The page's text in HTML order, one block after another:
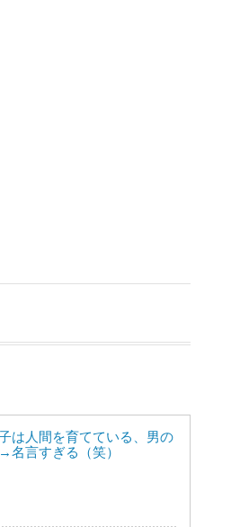
子は人間を育てている、男の
名言すぎる（笑）